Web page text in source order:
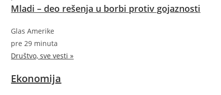
Mladi – deo rešenja u borbi protiv gojaznosti
Glas Amerike
pre 29 minuta
Društvo, sve vesti »
Ekonomija